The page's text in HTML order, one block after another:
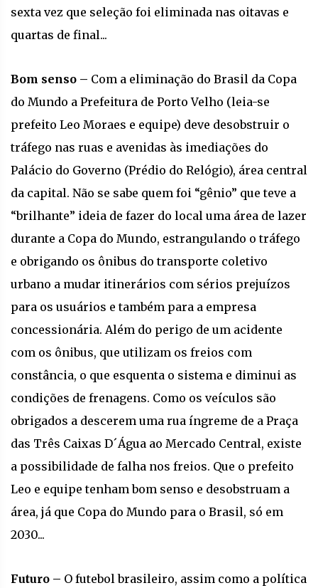
sexta vez que seleção foi eliminada nas oitavas e
quartas de final...
Bom senso – Com a eliminação do Brasil da Copa
do Mundo a Prefeitura de Porto Velho (leia-se
prefeito Leo Moraes e equipe) deve desobstruir o
tráfego nas ruas e avenidas às imediações do
Palácio do Governo (Prédio do Relógio), área central
da capital. Não se sabe quem foi “gênio” que teve a
“brilhante” ideia de fazer do local uma área de lazer
durante a Copa do Mundo, estrangulando o tráfego
e obrigando os ônibus do transporte coletivo
urbano a mudar itinerários com sérios prejuízos
para os usuários e também para a empresa
concessionária. Além do perigo de um acidente
com os ônibus, que utilizam os freios com
constância, o que esquenta o sistema e diminui as
condições de frenagens. Como os veículos são
obrigados a descerem uma rua íngreme de a Praça
das Três Caixas D´Água ao Mercado Central, existe
a possibilidade de falha nos freios. Que o prefeito
Leo e equipe tenham bom senso e desobstruam a
área, já que Copa do Mundo para o Brasil, só em
2030...
Futuro – O futebol brasileiro, assim como a política